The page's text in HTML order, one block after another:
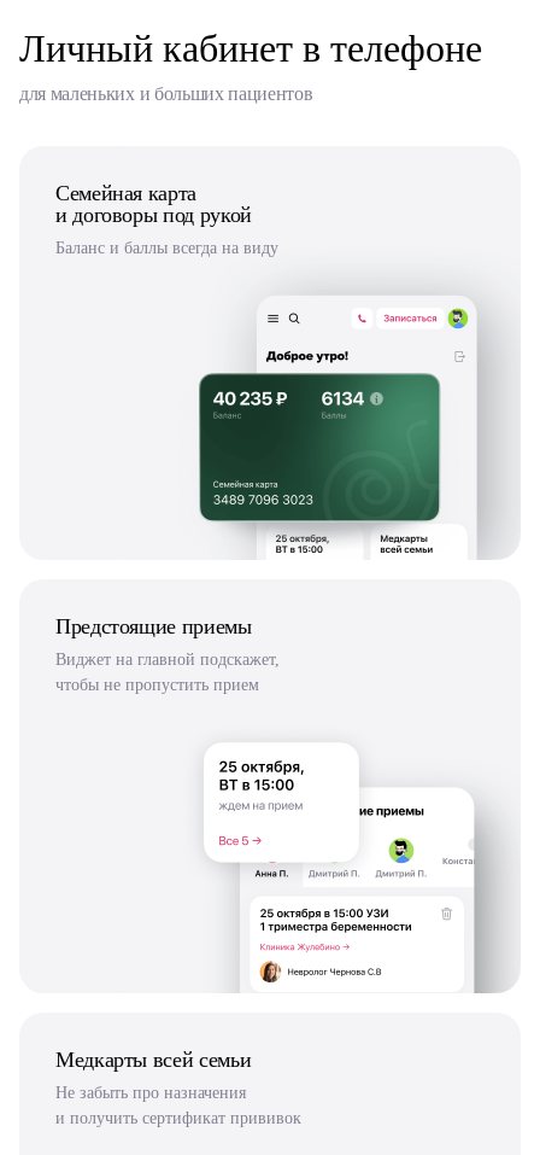
Личный кабинет в телефоне
для маленьких и больших пациентов
Семейная карта
и договоры под рукой
Баланс и баллы всегда на виду
Предстоящие приемы
Виджет на главной подскажет,
чтобы не пропустить прием
Медкарты всей семьи
Не забыть про назначения
и получить сертификат прививок